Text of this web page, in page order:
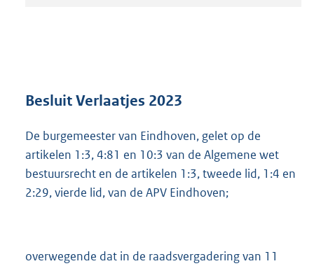
t
t
e
3
b
Besluit Verlaatjes 2023
De burgemeester van Eindhoven, gelet op de
artikelen 1:3, 4:81 en 10:3 van de Algemene wet
bestuursrecht en de artikelen 1:3, tweede lid, 1:4 en
2:29, vierde lid, van de APV Eindhoven;
overwegende dat in de raadsvergadering van 11